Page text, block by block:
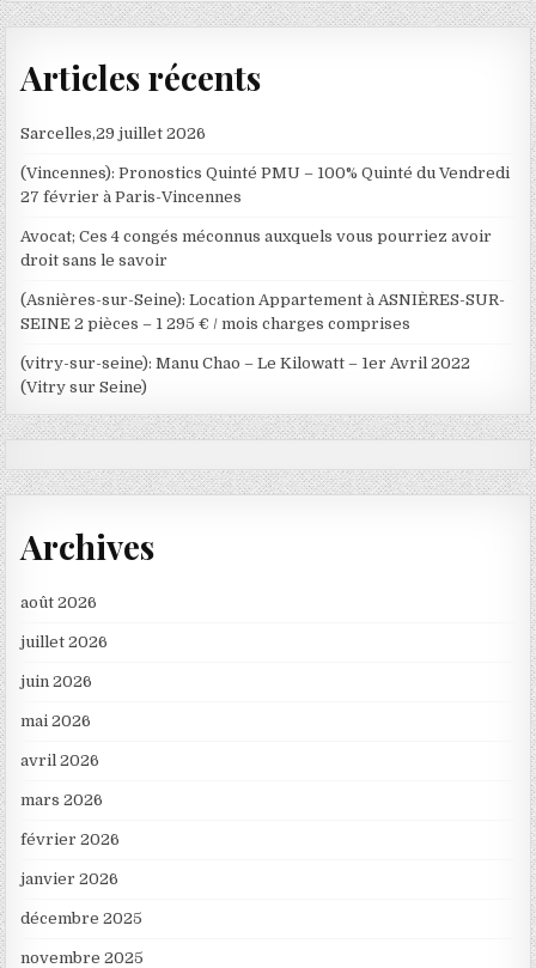
Articles récents
Sarcelles,29 juillet 2026
(Vincennes): Pronostics Quinté PMU – 100% Quinté du Vendredi
27 février à Paris-Vincennes
Avocat; Ces 4 congés méconnus auxquels vous pourriez avoir
droit sans le savoir
(Asnières-sur-Seine): Location Appartement à ASNIÈRES-SUR-
SEINE 2 pièces – 1 295 € / mois charges comprises
(vitry-sur-seine): Manu Chao – Le Kilowatt – 1er Avril 2022
(Vitry sur Seine)
Archives
août 2026
juillet 2026
juin 2026
mai 2026
avril 2026
mars 2026
février 2026
janvier 2026
décembre 2025
novembre 2025